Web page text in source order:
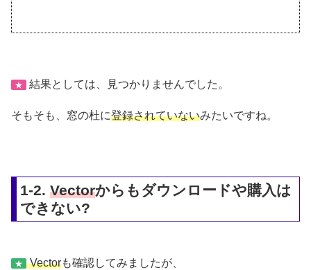
★ 結果としては、見つかりませんでした。
そもそも、窓の杜に登録されていないみたいですね。
1-2.Vectorからもダウンロードや購入は
できない?
★ Vectorも確認してみましたが、